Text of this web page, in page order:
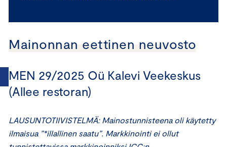
Mainonnan eettinen neuvosto
MEN 29/2025 Oü Kalevi Veekeskus
(Allee restoran)
LAUSUNTOTIIVISTELMÄ: Mainostunnisteena oli käytetty
ilmaisua ”*illallinen saatu”. Markkinointi ei ollut